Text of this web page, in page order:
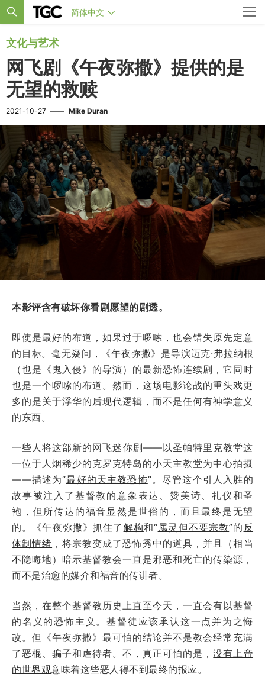
简体中文
文化与艺术
网飞剧《午夜弥撒》提供的是
无望的救赎
2021-10-27 —— Mike Duran
本影评含有破坏你看剧愿望的剧透。
即使是最好的布道，如果过于啰嗦，也会错失原先定意
的目标。毫无疑问，《午夜弥撒》是导演迈克·弗拉纳根
（也是《鬼入侵》的导演）的最新恐怖连续剧，它同时
也是一个啰嗦的布道。然而，这场电影论战的重头戏更
多的是关于浮华的后现代逻辑，而不是任何有神学意义
的东西。
一些人将这部新的网飞迷你剧——以圣帕特里克教堂这
一位于人烟稀少的克罗克特岛的小天主教堂为中心拍摄
——描述为“最好的天主教恐怖”。尽管这个引人入胜的
故事被注入了基督教的意象表达、赞美诗、礼仪和圣
袍，但所传达的福音显然是世俗的，而且最终是无望
的。《午夜弥撒》抓住了 解构和“属灵但不要宗教”的 反
体制情绪 ，将宗教变成了恐怖秀中的道具，并且（相当
不隐晦地）暗示基督教会一直是邪恶和死亡的传染源，
而不是治愈的媒介和福音的传讲者。
当然，在整个基督教历史上直至今天，一直会有以基督
的名义的恐怖主义。基督徒应该承认这一点并为之悔
改。但《午夜弥撒》最可怕的结论并不是教会经常充满
了恶棍、骗子和虐待者。不，真正可怕的是，没有上帝
的世界观意味着这些恶人得不到最终的报应。